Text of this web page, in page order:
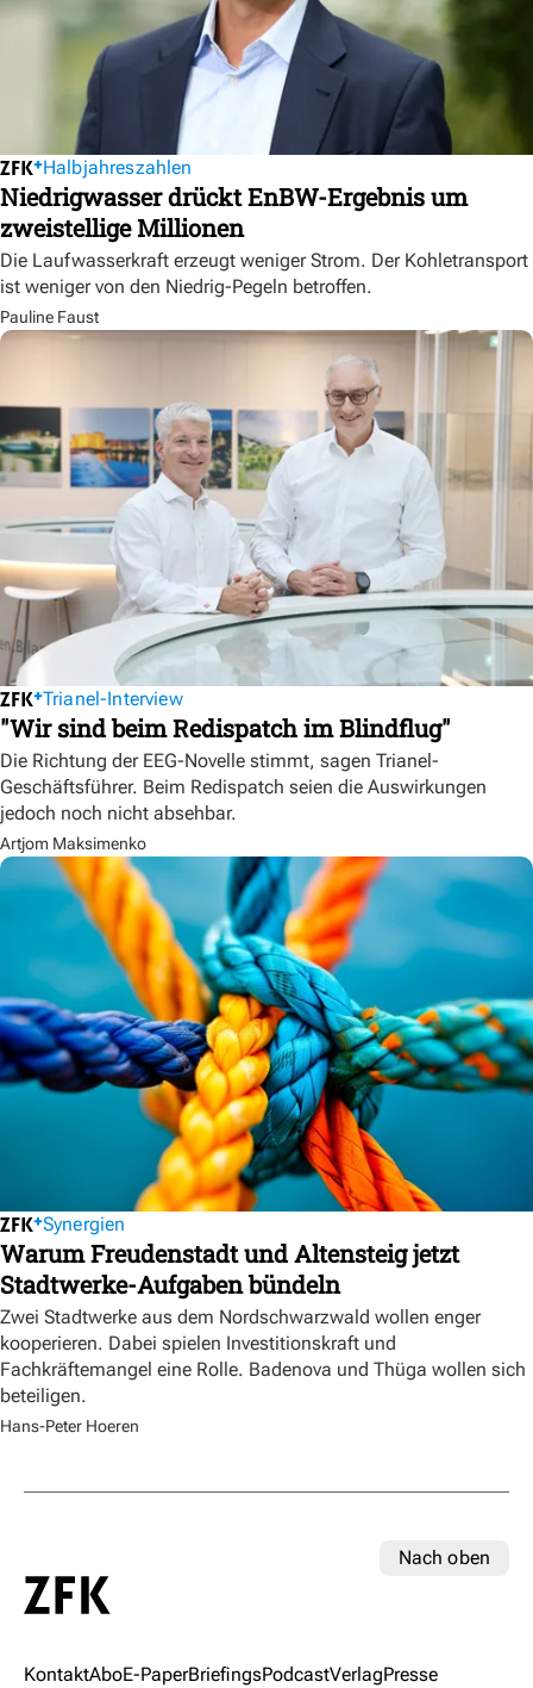
Halbjahreszahlen
Niedrigwasser drückt EnBW-Ergebnis um
zweistellige Millionen
Die Laufwasserkraft erzeugt weniger Strom. Der Kohletransport
ist weniger von den Niedrig-Pegeln betroffen.
Pauline Faust
Trianel-Interview
"Wir sind beim Redispatch im Blindflug"
Die Richtung der EEG-Novelle stimmt, sagen Trianel-
Geschäftsführer. Beim Redispatch seien die Auswirkungen
jedoch noch nicht absehbar.
Artjom Maksimenko
Synergien
Warum Freudenstadt und Altensteig jetzt
Stadtwerke-Aufgaben bündeln
Zwei Stadtwerke aus dem Nordschwarzwald wollen enger
kooperieren. Dabei spielen Investitionskraft und
Fachkräftemangel eine Rolle. Badenova und Thüga wollen sich
beteiligen.
Hans-Peter Hoeren
Nach oben
KontaktAboE-PaperBriefingsPodcastVerlagPresse